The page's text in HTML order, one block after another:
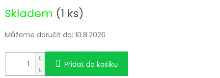
Skladem (1 ks)
Můžeme doručit do: 10.8.2026
Přidat do košíku